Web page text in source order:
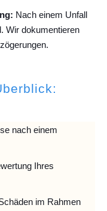
Nach einem Unfall
Wir dokumentieren
nach einem
Ihres
im Rahmen